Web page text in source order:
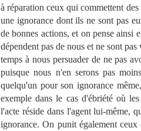
à réparation ceux qui commettent
une ignorance dont ils ne sont pas
de bonnes actions, et on pense ainsi
dépendent pas de nous et ne sont
temps à nous persuader de ne pas
puisque nous n'en serons pas
quelqu'un pour son ignorance
exemple dans le cas d'ébriété où
l'acte réside dans l'agent lui-même,
ignorance. On punit également